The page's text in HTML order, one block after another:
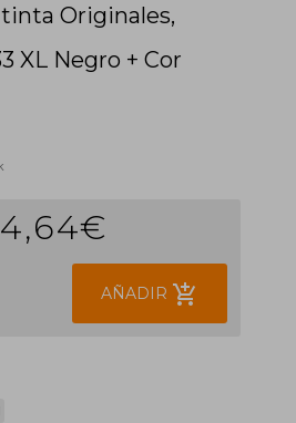
Originales,
XL Negro + Cor
AÑADIR add_shopping_cart